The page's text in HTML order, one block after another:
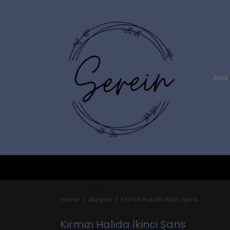
Ana
Home Aksiyon Kırmızı Halıda İkinci Şans
Kırmızı Halıda İkinci Şans